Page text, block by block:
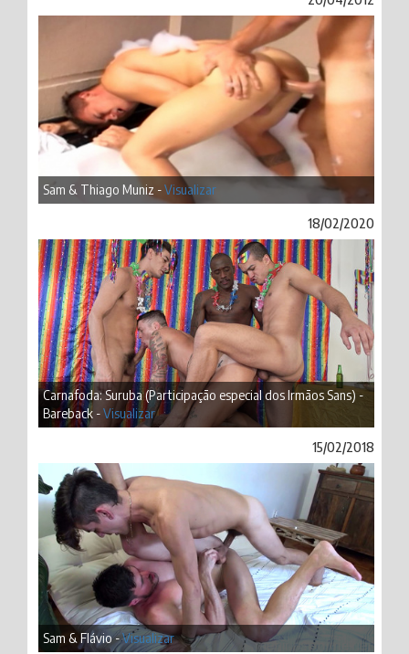
Sam & Thiago Muniz -Visualizar
18/02/2020
Carnafoda: Suruba (Participação especial dos Irmãos Sans) -
Bareback -Visualizar
15/02/2018
Sam & Flávio -Visualizar